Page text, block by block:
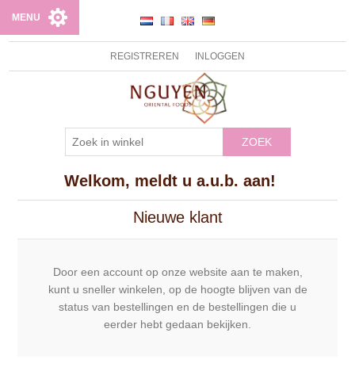
REGISTREREN INLOGGEN
ZOEK
MENU
Welkom, meldt u a.u.b. aan!
Nieuwe klant
Door een account op onze website aan te maken,
kunt u sneller winkelen, op de hoogte blijven van de
status van bestellingen en de bestellingen die u
eerder hebt gedaan bekijken.